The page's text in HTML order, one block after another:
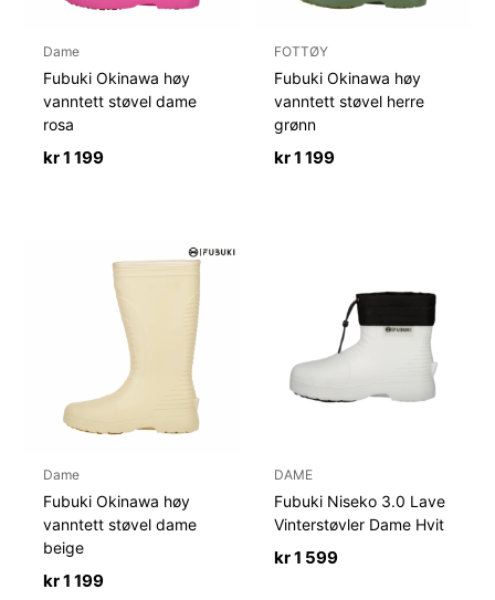
Dame
Fubuki Okinawa høy
vanntett støvel dame
rosa
kr1 199
FOTTØY
Fubuki Okinawa høy
vanntett støvel herre
grønn
kr1 199
Dame
Fubuki Okinawa høy
vanntett støvel dame
beige
kr1 199
DAME
Fubuki Niseko 3.0 Lave
Vinterstøvler Dame Hvit
kr1 599